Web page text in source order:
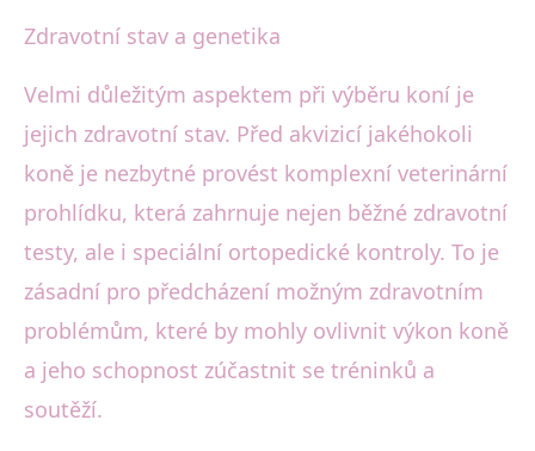
Zdravotní stav a genetika
Velmi důležitým aspektem při výběru koní je
jejich zdravotní stav. Před akvizicí jakéhokoli
koně je nezbytné provést komplexní veterinární
prohlídku, která zahrnuje nejen běžné zdravotní
testy, ale i speciální ortopedické kontroly. To je
zásadní pro předcházení možným zdravotním
problémům, které by mohly ovlivnit výkon koně
a jeho schopnost zúčastnit se tréninků a
soutěží.